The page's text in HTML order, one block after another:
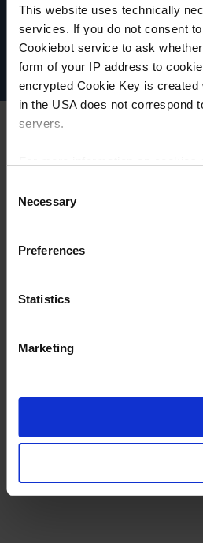
This website uses technically
services. If you do not consent
Cookiebot service to ask
form of your IP address to
encrypted Cookie Key is
in the USA does not correspond
servers.
Selection
Necessary
Preferences
Statistics
Marketing
Cookie-